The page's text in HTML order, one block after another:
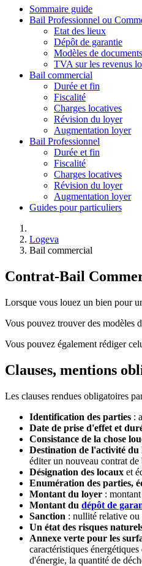
Sommaire guide
Bail Professionnel ou
Etat des lieux
Dépôt de garantie
Modèles de documents
TVA sur les revenus
Bail commercial
Durée et fin
Fiscalité
Charges locatives
Révision du loyer
Augmentation loyer
Bail Professionnel
Durée et fin
Fiscalité
Charges locatives
Révision du loyer
Augmentation loyer
Guides pour particuliers
Logeva
Bail commercial
Contrat-Bail
Lorsque vous louez un bien pour
Vous pouvez trouver des modèles
Vous pouvez également rédiger
Clauses, mentions
Les clauses rendues obligatoires
Identification des parties :
Date de prise d'effet et
Consistance de la chose
Destination de l'activité du
éditer un nouveau contrat de
Désignation des locaux et
Enumération des parties,
Montant du loyer :
Montant du dépôt de
Sanction : nullité relative
Un état des risques
Annexe verte pour les
caractéristiques
d'énergie, la quantité de